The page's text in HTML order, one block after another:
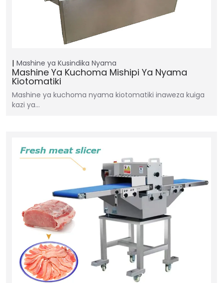
Mashine ya Kusindika Nyama
Mashine Ya Kuchoma Mishipi Ya Nyama
Kiotomatiki
Mashine ya kuchoma nyama kiotomatiki inaweza kuiga
kazi ya…